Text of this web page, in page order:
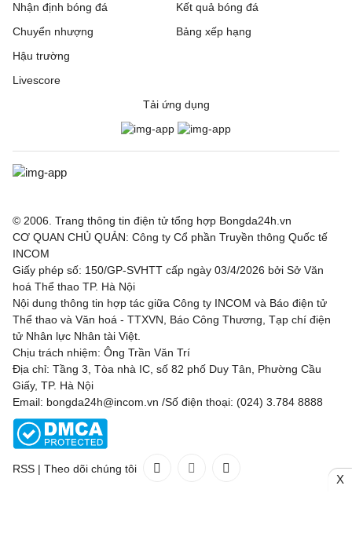
Nhận định bóng đá
Chuyển nhượng
Hậu trường
Livescore
Kết quả bóng đá
Bảng xếp hạng
Tải ứng dụng
© 2006. Trang thông tin điện tử tổng hợp Bongda24h.vn
CƠ QUAN CHỦ QUẢN: Công ty Cổ phần Truyền thông Quốc tế
INCOM
Giấy phép số: 150/GP-SVHTT cấp ngày 03/4/2026 bởi Sở Văn
hoá Thể thao TP. Hà Nội
Nội dung thông tin hợp tác giữa Công ty INCOM và Báo điện tử
Thể thao và Văn hoá - TTXVN, Báo Công Thương, Tạp chí điện
tử Nhân lực Nhân tài Việt.
Chịu trách nhiệm: Ông Trần Văn Trí
Địa chỉ: Tầng 3, Tòa nhà IC, số 82 phố Duy Tân, Phường Cầu
Giấy, TP. Hà Nội
Email: bongda24h@incom.vn /Số điện thoại: (024) 3.784 8888
RSS | Theo dõi chúng tôi
X